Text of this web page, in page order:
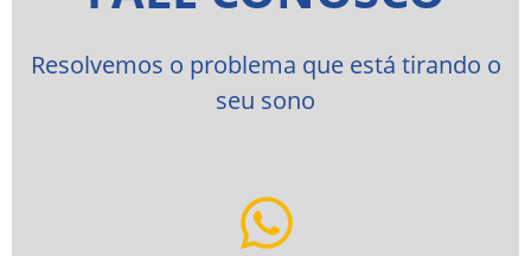
Resolvemos o problema que está tirando o
seu sono